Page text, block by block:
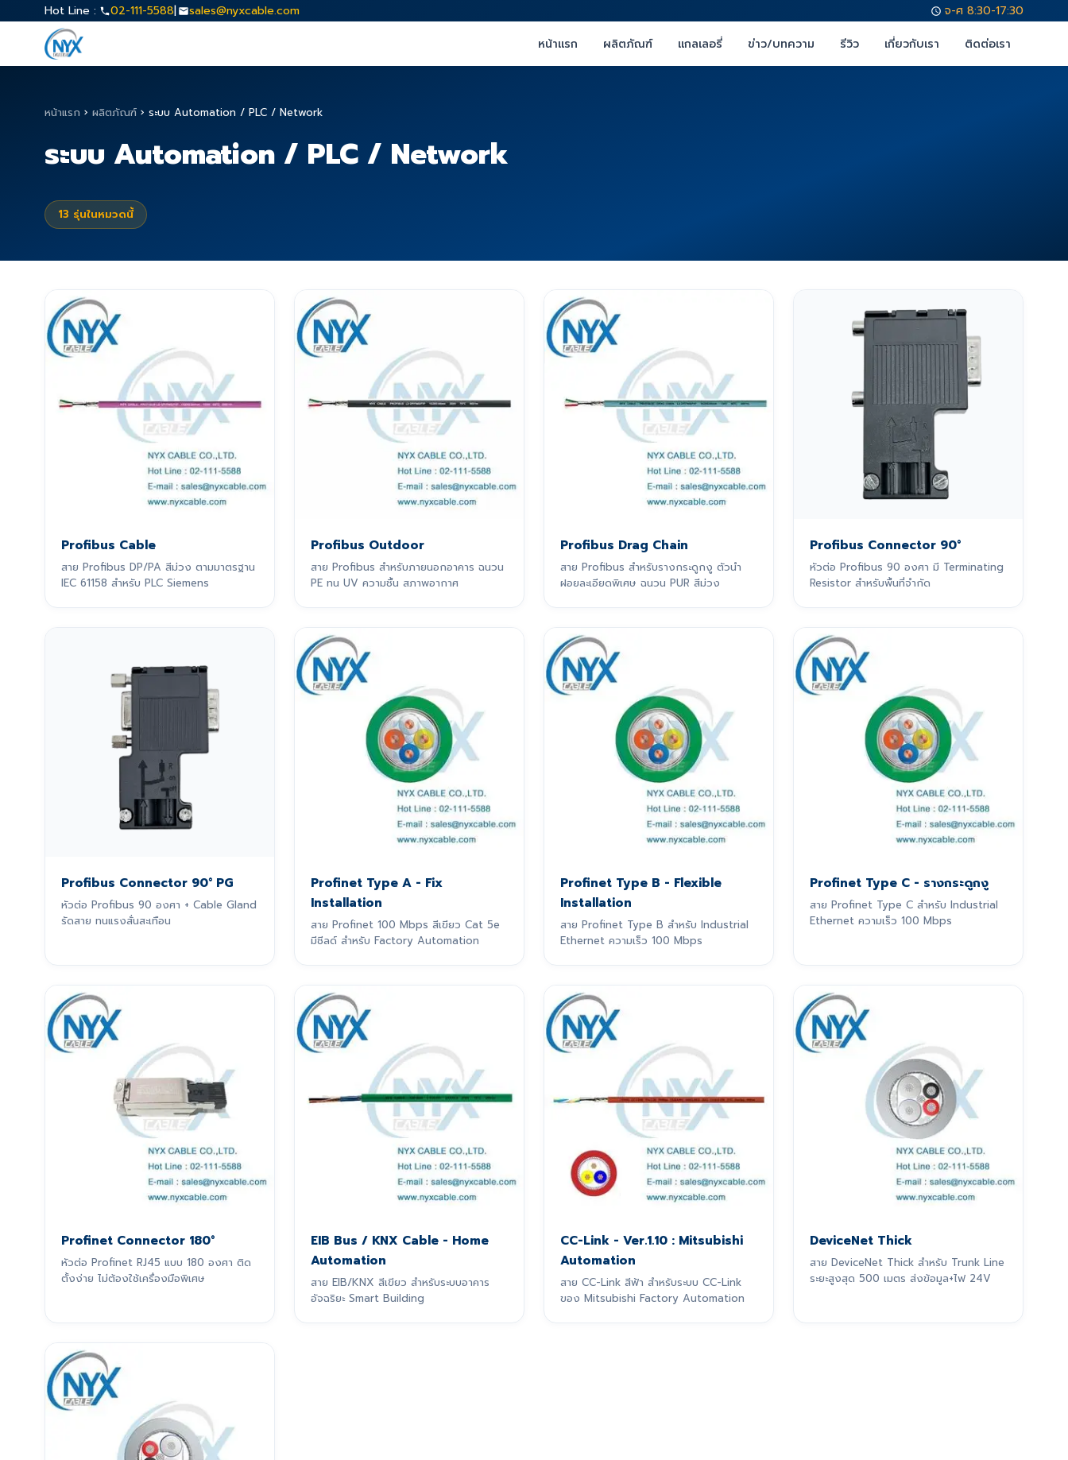
Hot Line : 02-111-5588| sales@nyxcable.com
จ-ศ 8:30-17:30
หน้าแรก
ผลิตภัณฑ์ แกลเลอรี่ ข่าว/บทความ รีวิว เกี่ยวกับเรา ติดต่อเรา
หน้าแรก › ผลิตภัณฑ์ › ระบบ Automation / PLC / Network
ระบบ Automation / PLC / Network
13 รุ่นในหมวดนี้
Profibus Cable
สาย Profibus DP/PA สีม่วง ตามมาตรฐาน
IEC 61158 สำหรับ PLC Siemens
Profibus Outdoor
สาย Profibus สำหรับภายนอกอาคาร ฉนวน
PE ทน UV ความชื้น สภาพอากาศ
Profibus Drag Chain
สาย Profibus สำหรับรางกระดูกงู ตัวนำ
ฝอยละเอียดพิเศษ ฉนวน PUR สีม่วง
Profibus Connector 90°
หัวต่อ Profibus 90 องศา มี Terminating
Resistor สำหรับพื้นที่จำกัด
Profibus Connector 90° PG
หัวต่อ Profibus 90 องศา + Cable Gland
รัดสาย ทนแรงสั่นสะเทือน
Profinet Type A - Fix
Installation
สาย Profinet 100 Mbps สีเขียว Cat 5e
มีชีลด์ สำหรับ Factory Automation
Profinet Type B - Flexible
Installation
สาย Profinet Type B สำหรับ Industrial
Ethernet ความเร็ว 100 Mbps
Profinet Type C - รางกระดูกงู
สาย Profinet Type C สำหรับ Industrial
Ethernet ความเร็ว 100 Mbps
Profinet Connector 180°
หัวต่อ Profinet RJ45 แบบ 180 องศา ติด
ตั้งง่าย ไม่ต้องใช้เครื่องมือพิเศษ
EIB Bus / KNX Cable - Home
Automation
สาย EIB/KNX สีเขียว สำหรับระบบอาคาร
อัจฉริยะ Smart Building
CC-Link - Ver.1.10 : Mitsubishi
Automation
สาย CC-Link สีฟ้า สำหรับระบบ CC-Link
ของ Mitsubishi Factory Automation
DeviceNet Thick
สาย DeviceNet Thick สำหรับ Trunk Line
ระยะสูงสุด 500 เมตร ส่งข้อมูล+ไฟ 24V